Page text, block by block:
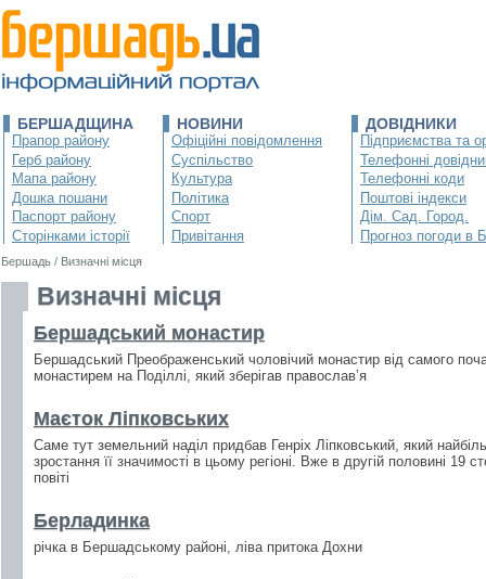
БЕРШАДЩИНА
Прапор району
Герб району
Мапа району
Дошка пошани
Паспорт району
Сторінками історії
НОВИНИ
Офіційні повідомлення
Суспільство
Культура
Політика
Спорт
Привітання
ДОВІДНИКИ
Підприємства та
Телефонні
Телефонні коди
Поштові індекси
Дім. Сад. Город.
Прогноз погоди в
Бершадь / Визначні місця
Визначні місця
Бершадський монастир
Бершадський Преображенський чоловічий монастир від самого
монастирем на Поділлі, який зберігав православ’я
Маєток Ліпковських
Саме тут земельний наділ придбав Генріх Ліпковський, який
зростання її значимості в цьому регіоні. Вже в другій половині 19
повіті
Берладинка
річка в Бершадському районі, ліва притока Дохни